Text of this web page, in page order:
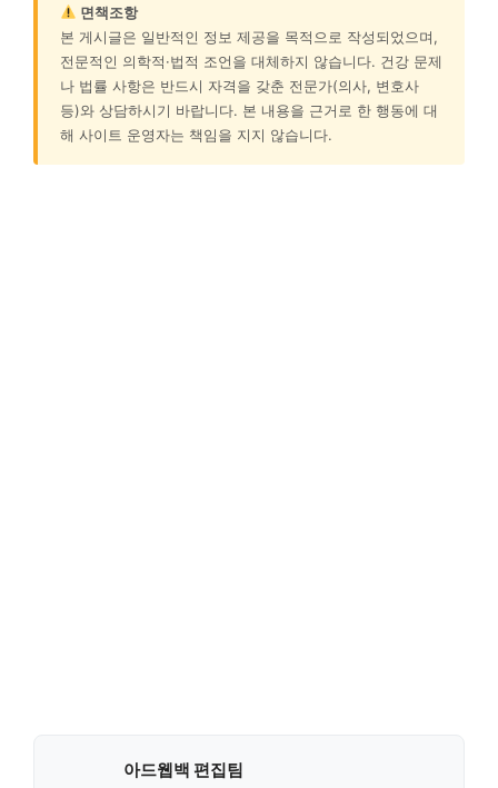
면책조항
본 게시글은 일반적인 정보 제공을 목적으로 작성되었으며,
전문적인 의학적·법적 조언을 대체하지 않습니다. 건강 문제
나 법률 사항은 반드시 자격을 갖춘 전문가(의사, 변호사
등)와 상담하시기 바랍니다. 본 내용을 근거로 한 행동에 대
해 사이트 운영자는 책임을 지지 않습니다.
아드웹백 편집팀